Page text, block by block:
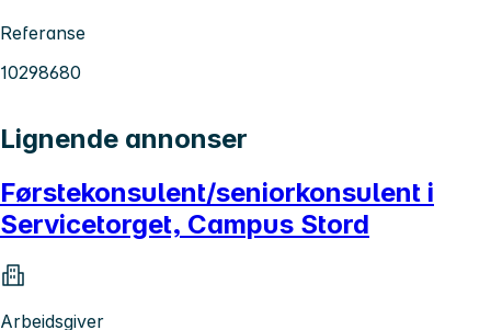
Referanse
10298680
Lignende annonser
Førstekonsulent/seniorkonsulent i
Servicetorget, Campus Stord
Arbeidsgiver